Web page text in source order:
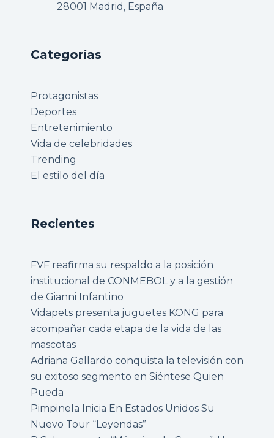
28001 Madrid, España
Categorías
Protagonistas
Deportes
Entretenimiento
Vida de celebridades
Trending
El estilo del día
Recientes
FVF reafirma su respaldo a la posición
institucional de CONMEBOL y a la gestión
de Gianni Infantino
Vidapets presenta juguetes KONG para
acompañar cada etapa de la vida de las
mascotas
Adriana Gallardo conquista la televisión con
su exitoso segmento en Siéntese Quien
Pueda
Pimpinela Inicia En Estados Unidos Su
Nuevo Tour “Leyendas”